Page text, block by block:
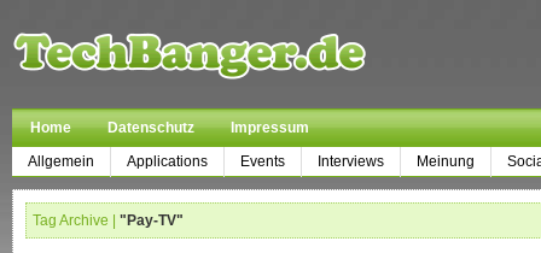
Home Datenschutz
Impressum
Allgemein
Applications Events Interviews Meinung
Tag Archive | "Pay-TV"